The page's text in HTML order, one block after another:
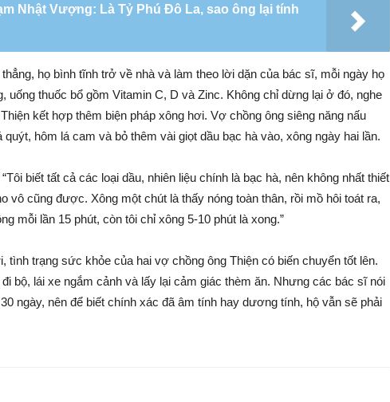
Nhật Vượng: Là Tỷ Phú Đô La, sao ông lại tính
họ bình tĩnh trở về nhà và làm theo lời dặn của bác sĩ, mỗi ngày họ
uống thuốc bổ gồm Vitamin C, D và Zinc. Không chỉ dừng lại ở đó, nghe
kết hợp thêm biện pháp xông hơi. Vợ chồng ông siêng năng nấu
hôm lá cam và bỏ thêm vài giọt dầu bạc hà vào, xông ngày hai lần.
biết tất cả các loại dầu, nhiên liệu chính là bạc hà, nên không nhất thiết
vô cũng được. Xông một chút là thấy nóng toàn thân, rồi mồ hôi toát ra,
mỗi lần 15 phút, còn tôi chỉ xông 5-10 phút là xong.”
tình trạng sức khỏe của hai vợ chồng ông Thiện có biến chuyển tốt lên.
bộ, lái xe ngắm cảnh và lấy lại cảm giác thèm ăn. Nhưng các bác sĩ nói
ngày, nên để biết chính xác đã âm tính hay dương tính, hộ vẫn sẽ phải